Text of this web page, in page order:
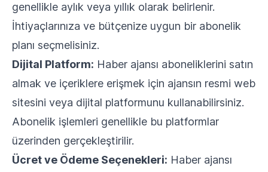
genellikle aylık veya yıllık olarak belirlenir.
İhtiyaçlarınıza ve bütçenize uygun bir abonelik
planı seçmelisiniz.
Dijital Platform: Haber ajansı aboneliklerini satın
almak ve içeriklere erişmek için ajansın resmi web
sitesini veya dijital platformunu kullanabilirsiniz.
Abonelik işlemleri genellikle bu platformlar
üzerinden gerçekleştirilir.
Ücret ve Ödeme Seçenekleri: Haber ajansı